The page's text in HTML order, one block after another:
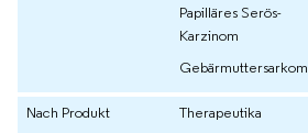
Papilläres Serös-
Karzinom
Gebärmuttersarkom
Nach Produkt Therapeutika